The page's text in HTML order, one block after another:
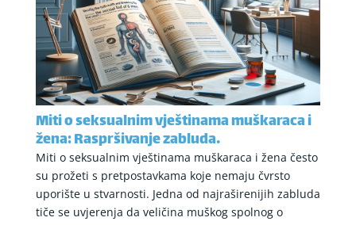
Miti o seksualnim vještinama muškaraca i
žena: Raspršivanje zabluda.
Miti o seksualnim vještinama muškaraca i žena često
su prožeti s pretpostavkama koje nemaju čvrsto
uporište u stvarnosti. Jedna od najraširenijih zabluda
tiče se uvjerenja da veličina muškog spolnog o